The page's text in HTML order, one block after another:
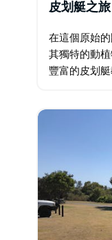
皮划艇之旅
在這個原始
其獨特的動
豐富的皮划